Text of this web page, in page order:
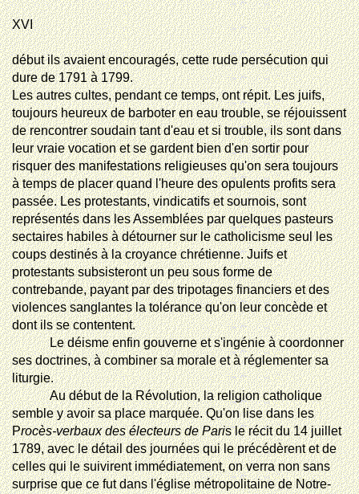
XVI
débutils avaient encouragés, cette rude persécution qui
dure de 1791 à 1799.
Les autres cultes, pendant ce temps, ont répit. Les juifs,
toujours heureux de barboter en eau trouble, se réjouissent
de rencontrer soudain tant d'eau et si trouble, ils sont dans
leur vraie vocation et se gardent bien d'en sortir pour
risquer des manifestations religieuses qu'on sera toujours
à temps de placer quand l'heure des opulents profits sera
passée. Les protestants, vindicatifs et sournois, sont
représentés dans les Assemblées par quelques pasteurs
sectaires habiles à détourner sur le catholicisme seul les
coups destinés à la croyance chrétienne. Juifs et
protestants subsisteront un peu sous forme de
contrebande, payant par des tripotages financiers et des
violences sanglantes la tolérance qu'on leur concède et
dont ils se contentent.
Le déisme enfin gouverne et s'ingénie à coordonner
ses doctrines, à combiner sa morale et à réglementer sa
liturgie.
Au début de la Révolution, la religion catholique
semble y avoir sa place marquée. Qu'on lise dans les
Procès-verbaux des électeurs de Paris le récit du 14 juillet
1789, avec le détail des journées qui le précédèrent et de
celles qui le suivirent immédiatement, on verra non sans
surprise que ce fut dans l'église métropolitaine de Notre-